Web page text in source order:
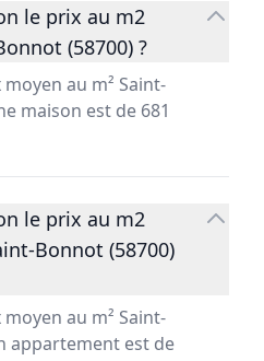
le prix au m2
(58700) ?
au m² Saint-
maison est de 681
le prix au m2
Bonnot (58700)
au m² Saint-
appartement est de